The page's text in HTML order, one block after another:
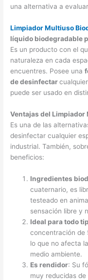
una alternativa a
Limpiador Multiuso
líquido biodegradable
Es un producto con el
naturaleza en cada
encuentres. Posee una
de desinfectar
puede ser usado en
Ventajas del Limpiador
Es una de las
desinfectar cualquier
industrial. También,
beneficios:
Ingredientes
cuaternario, es
testeado en
sensación libre y
Ideal para todo
concentración de
lo que no afecta
medio ambiente.
Es rendidor: Su
muy reducidas